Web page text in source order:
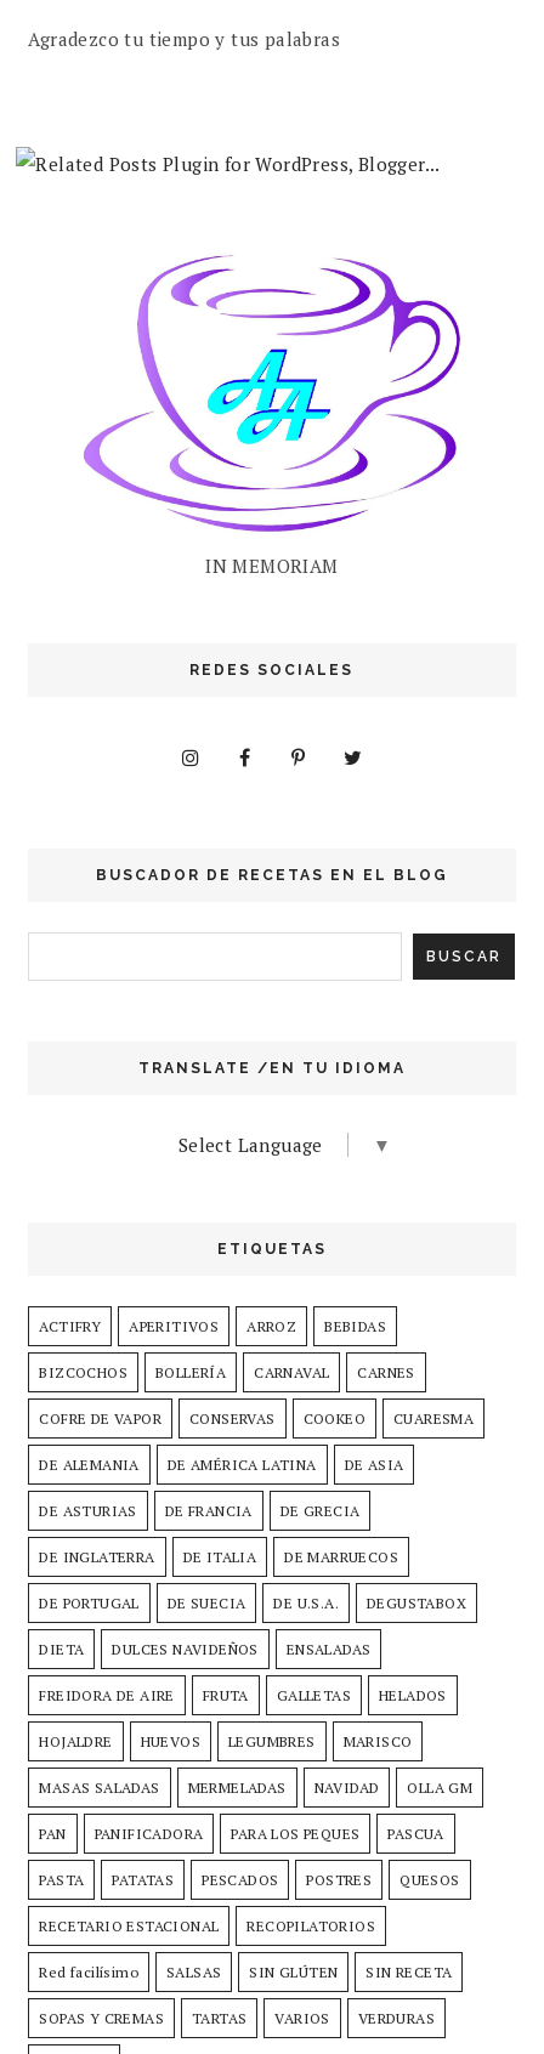
Agradezco tu tiempo y tus palabras
IN MEMORIAM
REDES SOCIALES
BUSCADOR DE RECETAS EN EL BLOG
TRANSLATE /EN TU IDIOMA
Select Language ▼
ETIQUETAS
ACTIFRY APERITIVOS ARROZ BEBIDAS
BIZCOCHOS BOLLERÍA CARNAVAL CARNES
COFRE DE VAPOR CONSERVAS COOKEO CUARESMA
DE ALEMANIA DE AMÉRICA LATINA DE ASIA
DE ASTURIAS DE FRANCIA DE GRECIA
DE INGLATERRA DE ITALIA DE MARRUECOS
DE PORTUGAL DE SUECIA DE U.S.A. DEGUSTABOX
DIETA DULCES NAVIDEÑOS ENSALADAS
FREIDORA DE AIRE FRUTA GALLETAS HELADOS
HOJALDRE HUEVOS LEGUMBRES MARISCO
MASAS SALADAS MERMELADAS NAVIDAD OLLA GM
PAN PANIFICADORA PARA LOS PEQUES PASCUA
PASTA PATATAS PESCADOS POSTRES QUESOS
RECETARIO ESTACIONAL RECOPILATORIOS
Red facilísimo SALSAS SIN GLÚTEN SIN RECETA
SOPAS Y CREMAS TARTAS VARIOS VERDURAS